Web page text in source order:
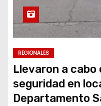
REGIONALES
Llevaron a
seguridad en
Departamento